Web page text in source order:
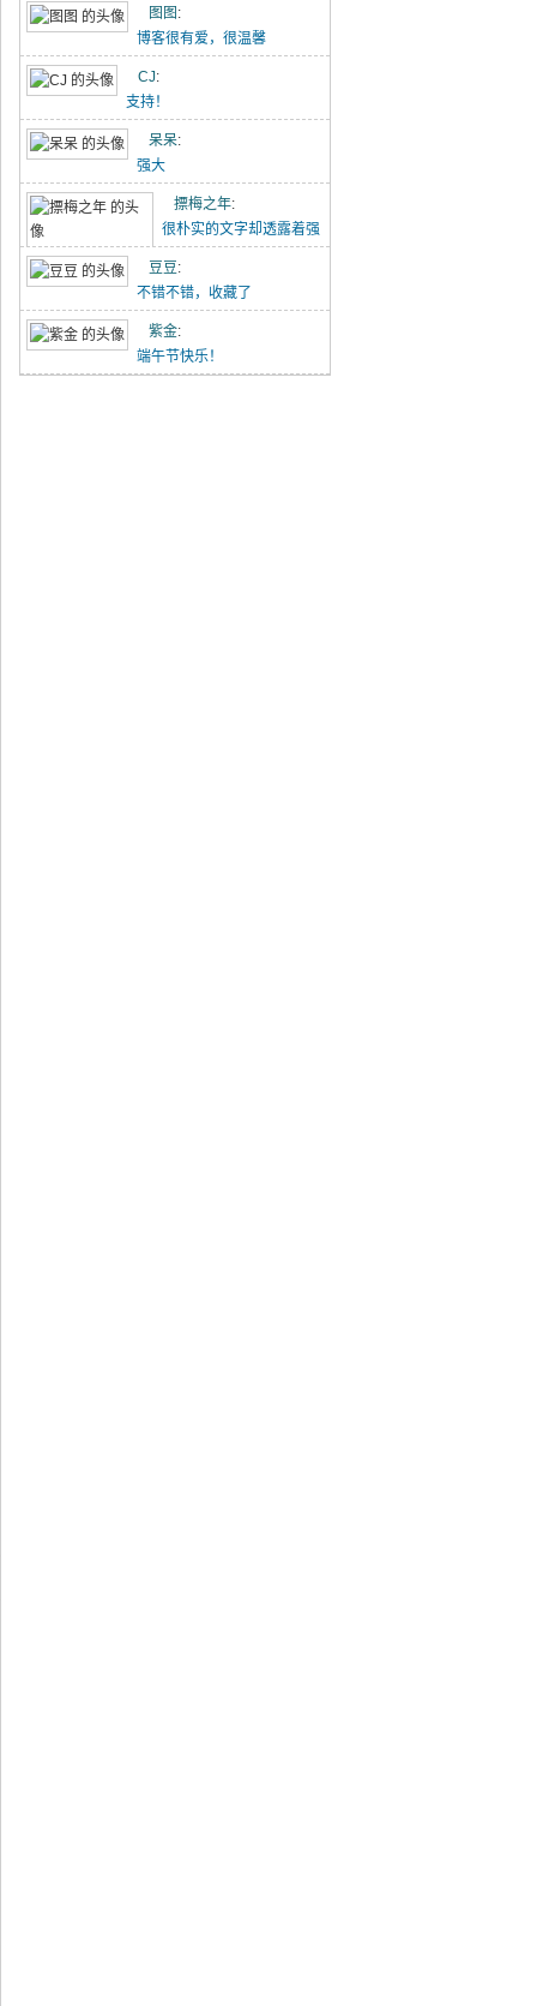
吃冰糖雪梨（20260418）
唱唱的21天阅读打卡（20260418-）
林中水边跑步（20260329）
小猪佩奇手推车（20260329）
喝酸奶看动画片被发现了（20260329）
图图 :
博客很有爱，很温馨
CJ:
支持！
呆呆:
强大
摽梅之年:
很朴实的文字却透露着强
豆豆 :
不错不错，收藏了
紫金:
端午节快乐！